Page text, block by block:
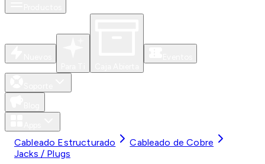
Cableado Estructurado
Cableado de Cobre
Jacks / Plugs